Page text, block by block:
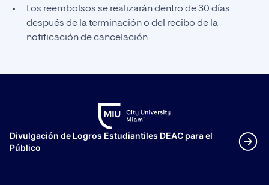
Los reembolsos se realizarán dentro de 30 días
después de la terminación o del recibo de la
notificación de cancelación.
Divulgación de Logros Estudiantiles DEAC para el
Público